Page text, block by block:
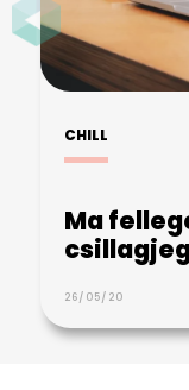
CHILL
Ma
26/05/20